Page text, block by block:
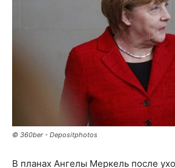
© 360ber - Depositphotos
В планах Ангелы Меркель после